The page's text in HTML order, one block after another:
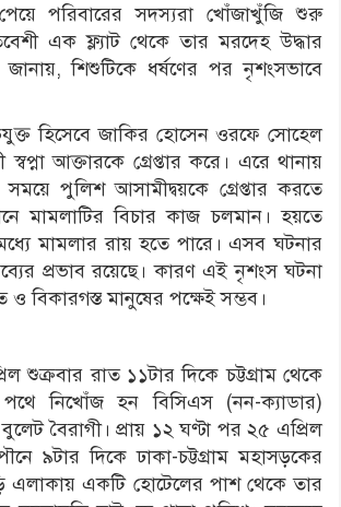
পরিবারের সদস্যরা খোঁজাখুঁজি শুরু
এক ফ্ল্যাট থেকে তার মরদেহ উদ্ধার
শিশুটিকে ধর্ষণের পর নৃশংসভাবে
হিসেবে জাকির হোসেন ওরফে সোহেল
স্বপ্না আক্তারকে গ্রেপ্তার করে। এরে থানায়
পুলিশ আসামীদ্বয়কে গ্রেপ্তার করতে
মামলাটির বিচার কাজ চলমান। হয়তে
মামলার রায় হতে পারে। এসব ঘটনার
প্রভাব রয়েছে। কারণ এই নৃশংস ঘটনা
বিকারগস্ত মানুষের পক্ষেই সম্ভব।
শুক্রবার রাত ১১টার দিকে চট্টগ্রাম থেকে
পথে নিখোঁজ হন বিসিএস (নন-ক্যাডার)
বৈরাগী। প্রায় ১২ ঘণ্টা পর ২৫ এপ্রিল
৯টার দিকে ঢাকা-চট্টগ্রাম মহাসড়কের
এলাকায় একটি হোটেলের পাশ থেকে তার